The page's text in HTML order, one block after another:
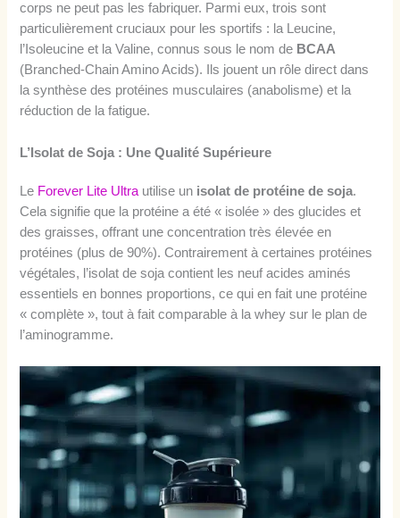
corps ne peut pas les fabriquer. Parmi eux, trois sont
particulièrement cruciaux pour les sportifs : la Leucine,
l’Isoleucine et la Valine, connus sous le nom de BCAA
(Branched-Chain Amino Acids). Ils jouent un rôle direct dans
la synthèse des protéines musculaires (anabolisme) et la
réduction de la fatigue.
L’Isolat de Soja : Une Qualité Supérieure
Le Forever Lite Ultra utilise un isolat de protéine de soja.
Cela signifie que la protéine a été « isolée » des glucides et
des graisses, offrant une concentration très élevée en
protéines (plus de 90%). Contrairement à certaines protéines
végétales, l’isolat de soja contient les neuf acides aminés
essentiels en bonnes proportions, ce qui en fait une protéine
« complète », tout à fait comparable à la whey sur le plan de
l’aminogramme.